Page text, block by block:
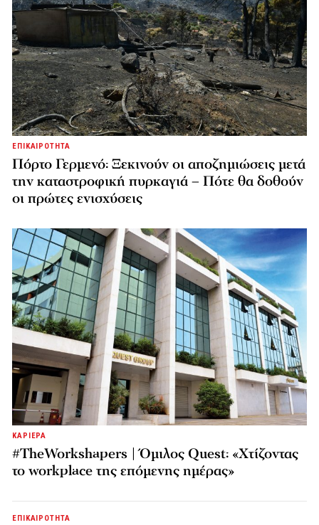
ΕΠΙΚΑΙΡΟΤΗΤΑ
Πόρτο Γερμενό: Ξεκινούν οι αποζημιώσεις μετά
την καταστροφική πυρκαγιά – Πότε θα δοθούν
οι πρώτες ενισχύσεις
ΚΑΡΙΕΡΑ
#TheWorkshapers | Όμιλος Quest: «Χτίζοντας
το workplace της επόμενης ημέρας»
ΕΠΙΚΑΙΡΟΤΗΤΑ